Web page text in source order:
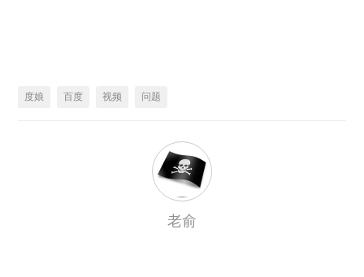
度娘 百度 视频 问题
老俞